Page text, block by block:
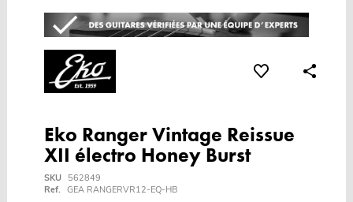
Eko Ranger Vintage Reissue
XII électro Honey Burst
SKU
562849
Ref. GEA RANGERVR12-EQ-HB